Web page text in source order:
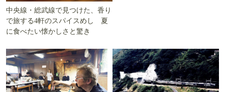
中央線・総武線で見つけた、香り
で旅する4軒のスパイスめし 夏
に食べたい懐かしさと驚き